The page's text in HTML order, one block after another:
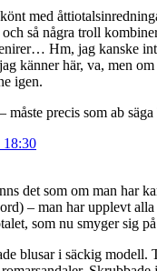
med
så några troll
Hm, jag kanske
känner här, va, men
igen.
måste precis som ab
18:30
det som om man har
– man har upplevt
som nu smyger sig
blusar i säckig modell.